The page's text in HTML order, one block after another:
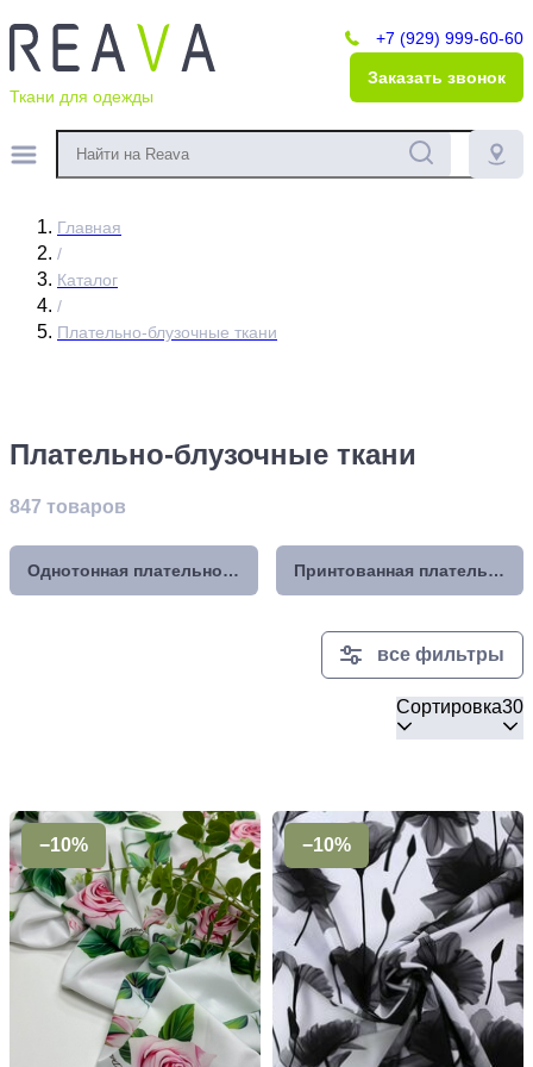
Ткани для одежды
+7 (929) 999-60-60
Заказать звонок
Главная
/
Каталог
/
Плательно-блузочные ткани
Плательно-блузочные ткани
847 товаров
Однотонная плательно-блузочная ткань Принтованная плательно-блузочная ткань
все фильтры
Сортировка30
−10% −10%